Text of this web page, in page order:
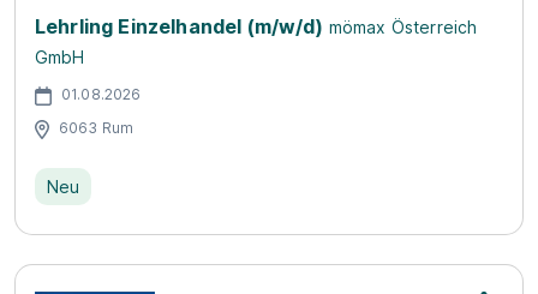
Lehrling Einzelhandel (m/w/d) mömax Österreich
GmbH
01.08.2026
6063 Rum
Neu